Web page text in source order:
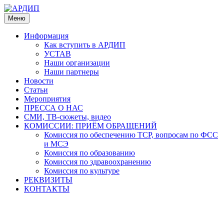
Меню
Информация
Как вступить в АРДИП
УСТАВ
Наши организации
Наши партнеры
Новости
Статьи
Мероприятия
ПРЕССА О НАС
СМИ, ТВ-сюжеты, видео
КОМИССИИ: ПРИЁМ ОБРАЩЕНИЙ
Комиссия по обеспечению ТСР, вопросам по ФСС
и МСЭ
Комиссия по образованию
Комиссия по здравоохранению
Комиссия по культуре
РЕКВИЗИТЫ
КОНТАКТЫ